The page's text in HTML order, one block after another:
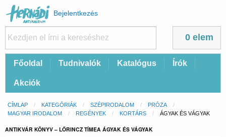
Felhasználói
fiók
menüje
Bejelentkezés
0 elem
FőFőoldal Tudnivalók Katalógus Írók
Akciók
Morzsa
CÍMLAP KATEGÓRIÁK SZÉPIRODALOM
PRÓZA
MAGYAR IRODALOM
REGÉNYEK KORTÁRS CURRENT:
ÁGYAK ÉS VÁGYAK
ANTIKVÁR KÖNYV – LŐRINCZ TÍMEA ÁGYAK ÉS VÁGYAK